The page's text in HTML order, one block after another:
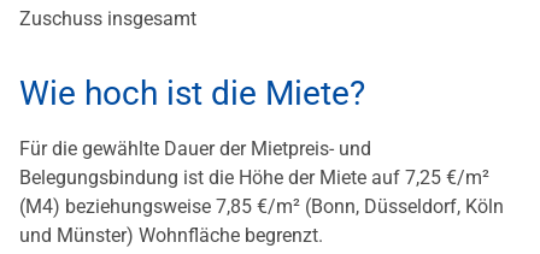
Zuschuss insgesamt
Wie hoch ist die Miete?
Für die gewählte Dauer der Mietpreis- und
Belegungsbindung ist die Höhe der Miete auf 7,25 €/m²
(M4) beziehungsweise 7,85 €/m² (Bonn, Düsseldorf, Köln
und Münster) Wohnfläche begrenzt.